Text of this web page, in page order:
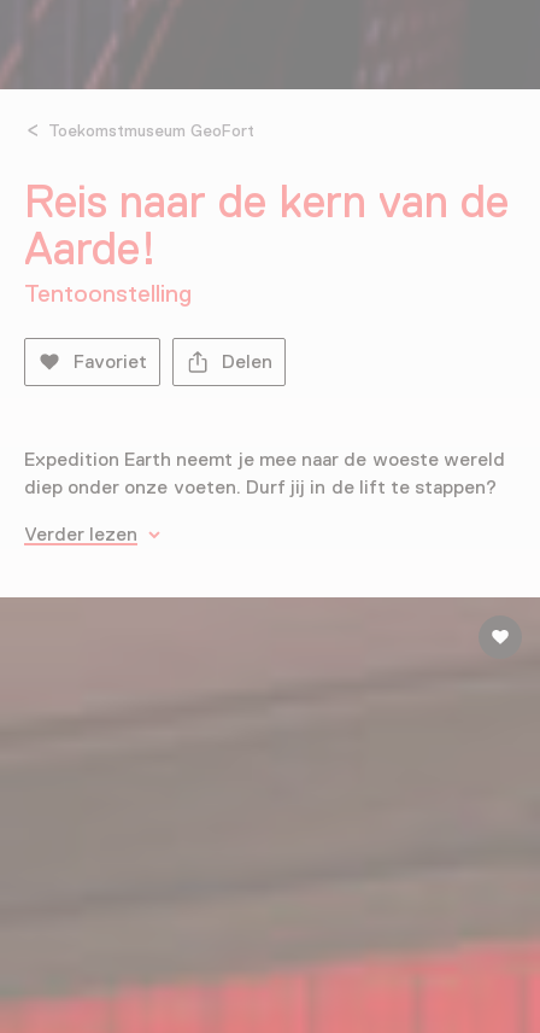
Toekomstmuseum GeoFort
Reis naar de kern van de
Aarde!
Tentoonstelling
Favoriet Delen
Expedition Earth neemt je mee naar de woeste wereld
diep onder onze voeten. Durf jij in de lift te stappen?
Verder lezen